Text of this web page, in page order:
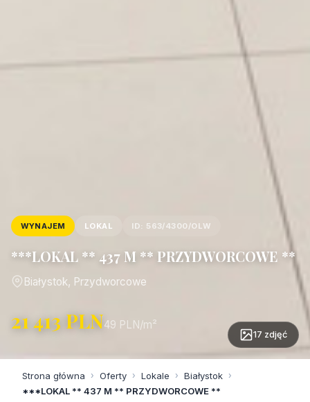
WYNAJEM LOKAL ID: 563/4300/OLW
***LOKAL ** 437 M ** PRZYDWORCOWE **
Białystok, Przydworcowe
21 413 PLN49 PLN/m²
17 zdjęć
Strona główna › Oferty › Lokale › Białystok ›
***LOKAL ** 437 M ** PRZYDWORCOWE **